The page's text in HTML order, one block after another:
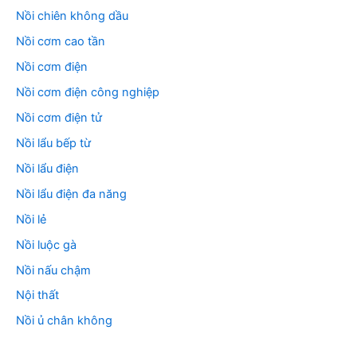
Nồi chiên không dầu
Nồi cơm cao tần
Nồi cơm điện
Nồi cơm điện công nghiệp
Nồi cơm điện tử
Nồi lẩu bếp từ
Nồi lẩu điện
Nồi lẩu điện đa năng
Nồi lẻ
Nồi luộc gà
Nồi nấu chậm
Nội thất
Nồi ủ chân không